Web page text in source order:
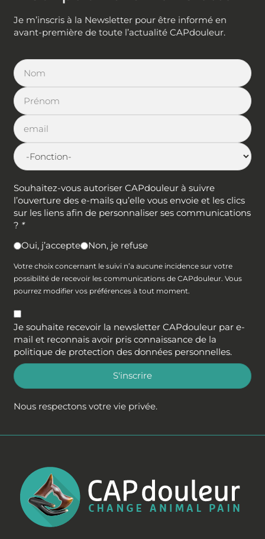
Je m’inscris à la Newsletter pour être informé en
avant-première de toute l’actualité CAPdouleur.
Souhaitez-vous autoriser CAPdouleur à suivre
l’ouverture des e-mails qu’elle vous envoie et les clics
sur les liens afin de personnaliser ses communications
? *
Oui, j’accepte
Non, je refuse
Votre choix concernant le suivi n’a aucune incidence sur votre
possibilité de recevoir les communications de CAPdouleur. Vous
pourrez modifier vos préférences à tout moment.
Je souhaite recevoir la newsletter CAPdouleur par e-
mail et reconnais avoir pris connaissance de la
politique de protection des données personnelles.
S'inscrire
Nous respectons votre vie privée.